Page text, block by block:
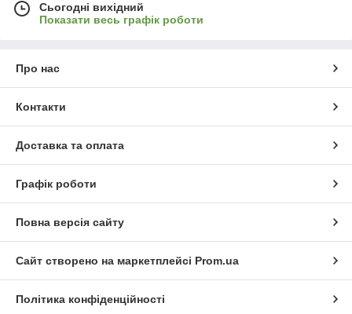
Сьогодні вихідний
Показати весь графік роботи
Про нас
Контакти
Доставка та оплата
Графік роботи
Повна версія сайту
Сайт створено на маркетплейсі Prom.ua
Політика конфіденційності